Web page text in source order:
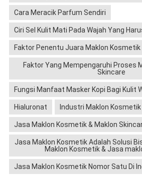
Cara Meracik Parfum Sendiri
Ciri Sel Kulit Mati Pada Wajah Yang
Faktor Penentu Juara Maklon Kosmetik
Faktor Yang Mempengaruhi Proses
Skincare
Fungsi Manfaat Masker Kopi Bagi Kulit
Hialuronat Industri Maklon Kosmetik
Jasa Maklon Kosmetik & Maklon
Jasa Maklon Kosmetik Adalah Solusi
Maklon Kosmetik & Jasa
Jasa Maklon Kosmetik Nomor Satu Di